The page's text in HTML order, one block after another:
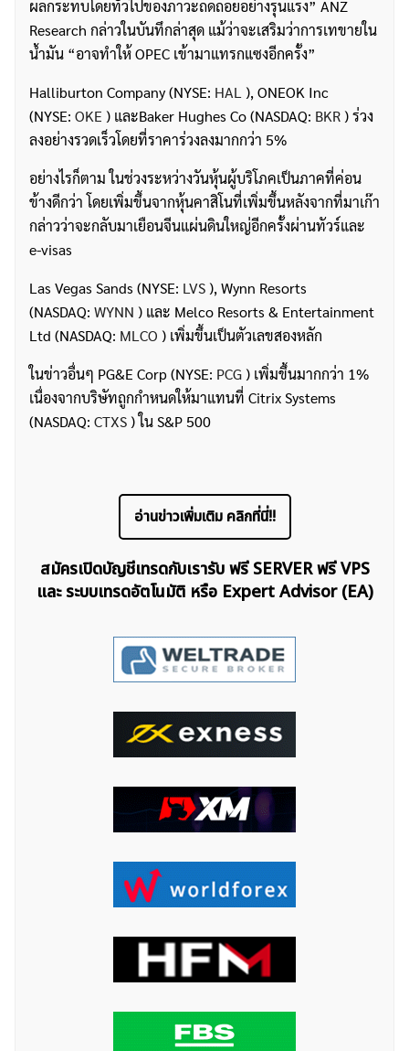
สำหรับ:
ผลกระทบโดยทั่วไปของภาวะถดถอยอย่างรุนแรง” ANZ
Research กล่าวในบันทึกล่าสุด แม้ว่าจะเสริมว่าการเทขายใน
น้ำมัน “อาจทำให้ OPEC เข้ามาแทรกแซงอีกครั้ง”
Halliburton Company (NYSE: HAL ), ONEOK Inc
(NYSE: OKE ) และBaker Hughes Co (NASDAQ: BKR) ร่วง
ลงอย่างรวดเร็วโดยที่ราคาร่วงลงมากกว่า 5%
อย่างไรก็ตาม ในช่วงระหว่างวันหุ้นผู้บริโภคเป็นภาคที่ค่อน
ข้างดีกว่า โดยเพิ่มขึ้นจากหุ้นคาสิโนที่เพิ่มขึ้นหลังจากที่มาเก๊า
กล่าวว่าจะกลับมาเยือนจีนแผ่นดินใหญ่อีกครั้งผ่านทัวร์และ
e-visas
Las Vegas Sands (NYSE: LVS), Wynn Resorts
(NASDAQ: WYNN ) และ Melco Resorts & Entertainment
Ltd (NASDAQ: MLCO ) เพิ่มขึ้นเป็นตัวเลขสองหลัก
ในข่าวอื่นๆ PG&E Corp (NYSE: PCG) เพิ่มขึ้นมากกว่า 1%
เนื่องจากบริษัทถูกกำหนดให้มาแทนที่ Citrix Systems
(NASDAQ: CTXS) ใน S&P 500
อ่านข่าวเพิ่มเติม คลิกที่นี่!!
สมัครเปิดบัญชีเทรดกับเรารับ ฟรี SERVER ฟรี VPS
และ ระบบเทรดอัตโนมัติ หรือ Expert Advisor (EA)